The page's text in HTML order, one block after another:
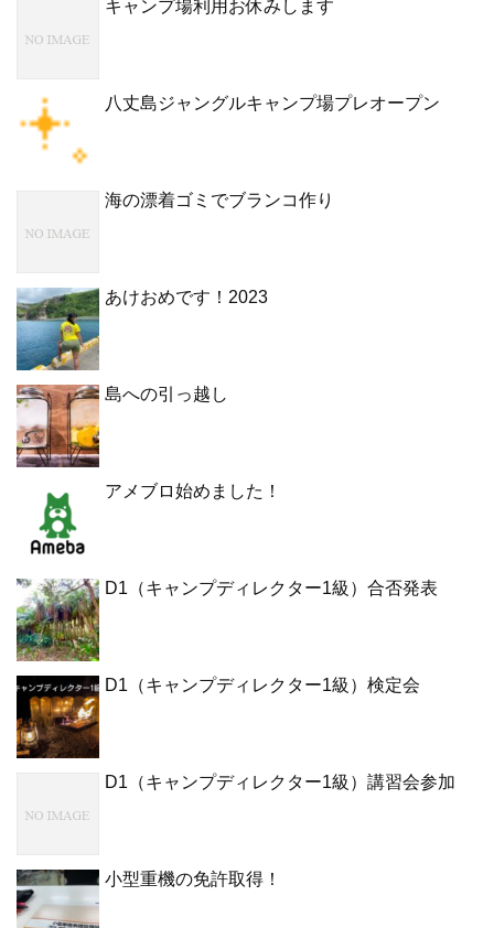
キャンプ場利用お休みします
八丈島ジャングルキャンプ場プレオープン
海の漂着ゴミでブランコ作り
あけおめです！2023
島への引っ越し
アメブロ始めました！
D1（キャンプディレクター1級）合否発表
D1（キャンプディレクター1級）検定会
D1（キャンプディレクター1級）講習会参加
小型重機の免許取得！